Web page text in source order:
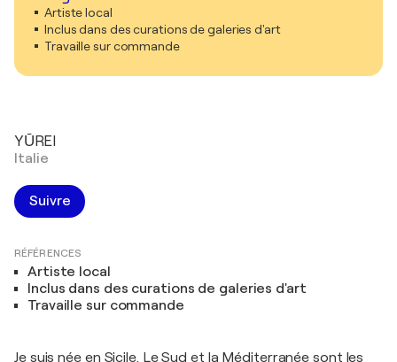
Artiste local
Inclus dans des curations de galeries d'art
Travaille sur commande
YŪREI
Italie
Suivre
RÉFÉRENCES
Artiste local
Inclus dans des curations de galeries d'art
Travaille sur commande
Je suis née en Sicile. Le Sud et la Méditerranée sont les